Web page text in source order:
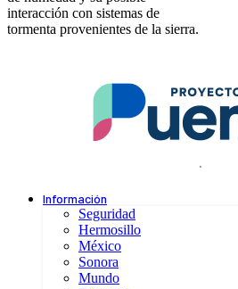
interacción con sistemas de
tormenta provenientes de la sierra.
.
Información
Seguridad
Hermosillo
México
Sonora
Mundo